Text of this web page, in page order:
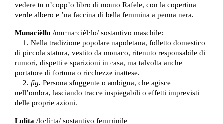
vedere tu n’copp’o libro di nonno Rafele, con la copertina
verde albero e ’na faccina di bella femmina a penna nera.
Munacièllo /mu·na·cièl·lo/ sostantivo maschile:
1. Nella tradizione popolare napoletana, folletto domestico
di piccola statura, vestito da monaco, ritenuto responsabile di
rumori, dispetti e sparizioni in casa, ma talvolta anche
portatore di fortuna o ricchezze inattese.
2. fig. Persona sfuggente o ambigua, che agisce
nell’ombra, lasciando tracce inspiegabili o effetti imprevisti
delle proprie azioni.
Lolita /lo·lì·ta/ sostantivo femminile